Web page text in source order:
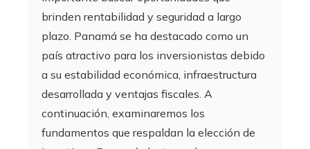
brinden rentabilidad y seguridad a largo
plazo. Panamá se ha destacado como un
país atractivo para los inversionistas debido
a su estabilidad económica, infraestructura
desarrollada y ventajas fiscales. A
continuación, examinaremos los
fundamentos que respaldan la elección de